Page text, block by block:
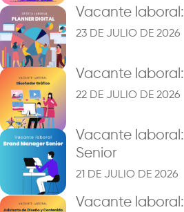
Vacante
23 DE JULIO DE 2026
Vacante
22 DE JULIO DE 2026
Vacante
Senior
21 DE JULIO DE 2026
Vacante